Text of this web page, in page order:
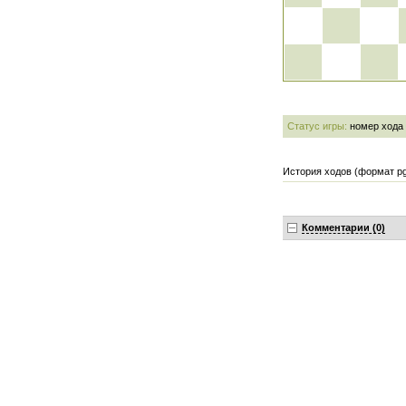
Статус игры: номер хода
История ходов (формат
Комментарии (0)